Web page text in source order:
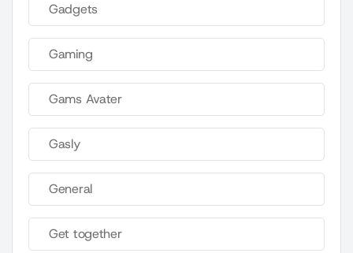
Gadgets
Gaming
Gams Avater
Gasly
General
Get together